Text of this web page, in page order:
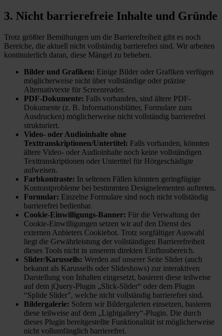
3. Nicht barrierefreie Inhalte und Gründe
Trotz größter Bemühungen um die Barrierefreiheit gibt es noch
Bereiche, die aktuell nicht vollständig barrierefrei sind. Wir arbeiten
kontinuierlich daran, diese Mängel zu beheben.
Bilder und Grafiken: Einige Bilder oder Grafiken verfügen
möglicherweise nicht über vollständige oder präzise
Alternativtexte für Screenreader.
PDF-Dokumente: Falls vorhanden, sind ältere PDF-
Dokumente (z. B. Informationsblätter, Formulare zum
Ausdrucken) möglicherweise nicht vollständig barrierefrei
strukturiert.
Video- oder Audioinhalte ohne
Texttranskriptionen/Untertitel: Falls vorhanden, könnten
ältere Video- oder Audioinhalte noch keine vollständigen
Texttranskriptionen oder Untertitel für Hörgeschädigte
aufweisen.
Farbkontraste: In seltenen Fällen könnten geringfügige
Kontrastprobleme bei bestimmten Designelementen auftreten.
Formular: Einzelne Formulare sind noch nicht vollständig
barrierefrei bedienbar.
Cookie-Einwilligungs-Banner: Für die Verwaltung der
Cookie-Einwilligungen setzen wir auf den Dienst des
externen Anbieters Cookiebot. Trotz sorgfältiger Auswahl
liegt die Gewährleistung der vollständigen Barrierefreiheit
dieses Tools nicht in unserem direkten Einflussbereich.
Slider/Karussells: Werden auf unserer Seite Slider (auch
bekannt als Karussells oder Slideshows) zur interaktiven
Darstellung von Inhalten eingesetzt, basieren diese teilweise
auf dem jQuery-Plugin „Slick-Slider“ oder dem Plugin
“Splide Slider”, welche nicht vollständig barrierefrei sind.
Bildergalerie: Sofern wir Bildergalerien einsetzen, basieren
diese teilweise auf dem „Lightgallery“-Plugin. Die durch
dieses Plugin bereitgestellte Funktionalität ist möglicherweise
nicht vollumfänglich barrierefrei.